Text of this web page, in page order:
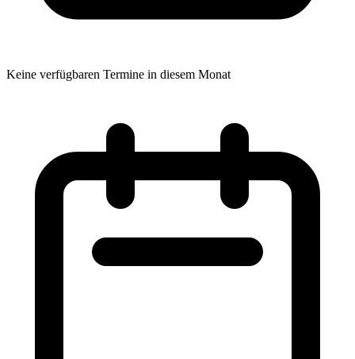
Keine verfügbaren Termine in diesem Monat